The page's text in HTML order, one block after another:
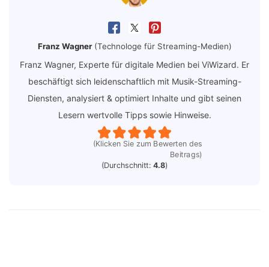
Franz Wagner (Technologe für Streaming-Medien)
Franz Wagner, Experte für digitale Medien bei ViWizard. Er
beschäftigt sich leidenschaftlich mit Musik-Streaming-
Diensten, analysiert & optimiert Inhalte und gibt seinen
Lesern wertvolle Tipps sowie Hinweise.
(Klicken Sie zum Bewerten des
Beitrags)
(Durchschnitt:4.8)